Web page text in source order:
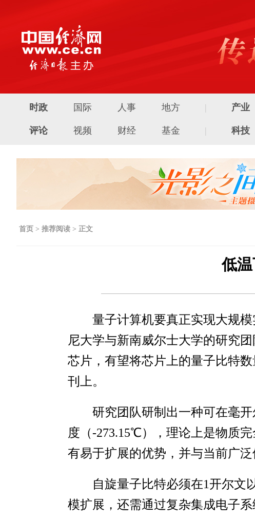
时政 国际 人事 地方 | 产业
评论 视频 财经 基金 | 科技
首页 > 推荐阅读 > 正文
低
量子计算机要真正实现大规
尼大学与新南威尔士大学的研究
芯片，有望将芯片上的量子比特
刊上。
研究团队研制出一种可在毫
度（-273.15℃），理论上是物质
有易于扩展的优势，并与当前广
自旋量子比特必须在1开尔文
模扩展，还需通过复杂集成电子